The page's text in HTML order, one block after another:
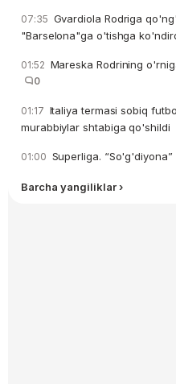
07:35 Gvardiola Rodriga
"Barselona"ga o'tishga
01:52 Mareska Rodrining
0
01:17 Italiya termasi sobiq
murabbiylar shtabiga qo'shildi
01:00 Superliga. “So'g'diyona”
Barcha yangiliklar ›